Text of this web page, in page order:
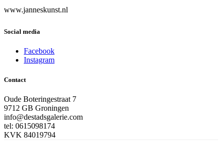
www.janneskunst.nl
Social media
Facebook
Instagram
Contact
Oude Boteringestraat 7
9712 GB Groningen
info@destadsgalerie.com
tel: 0615098174
KVK 84019794